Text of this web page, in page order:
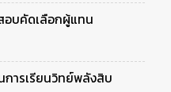
อบคัดเลือกผู้แทน
การเรียนวิทย์พลังสิบ